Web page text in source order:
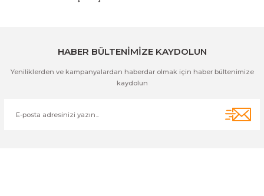
HABER BÜLTENİMİZE KAYDOLUN
Yeniliklerden ve kampanyalardan haberdar olmak için haber bültenimize
kaydolun